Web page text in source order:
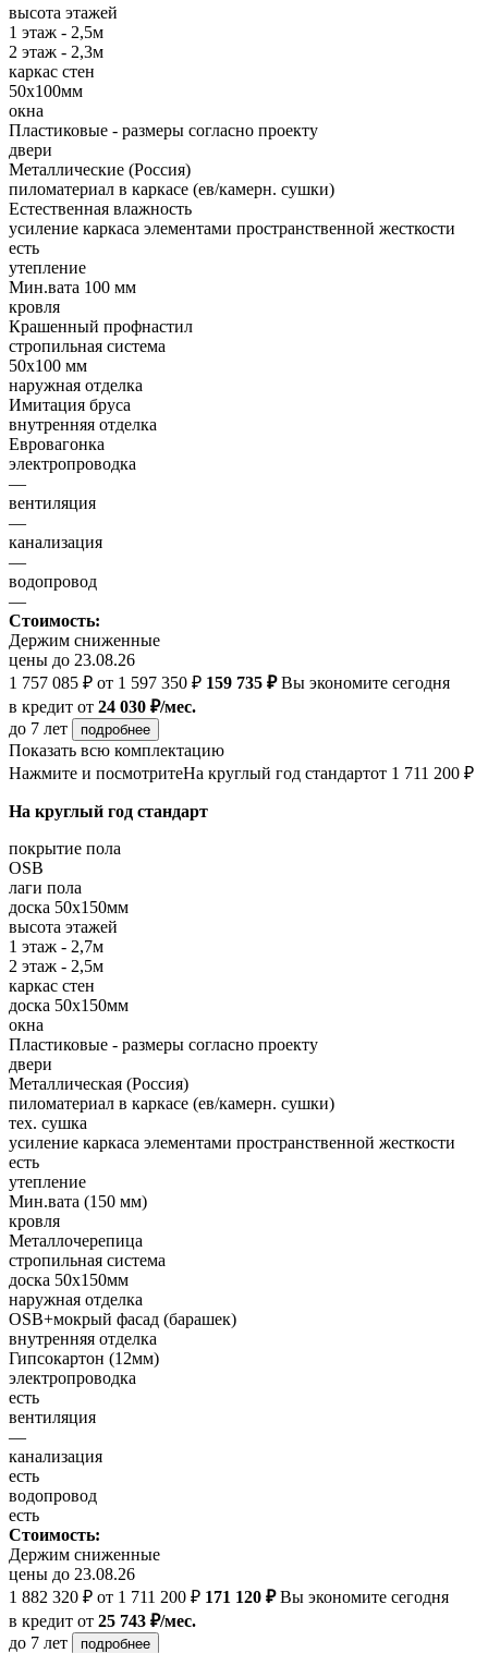
высота этажей
1 этаж - 2,5м
2 этаж - 2,3м
каркас стен
50х100мм
окна
Пластиковые - размеры согласно проекту
двери
Металлические (Россия)
пиломатериал в каркасе (ев/камерн. сушки)
Естественная влажность
усиление каркаса элементами пространственной жесткости
есть
утепление
Мин.вата 100 мм
кровля
Крашенный профнастил
стропильная система
50х100 мм
наружная отделка
Имитация бруса
внутренняя отделка
Евровагонка
электропроводка
—
вентиляция
—
канализация
—
водопровод
—
Стоимость:
Держим сниженные
цены до 23.08.26
1 757 085 ₽ от 1 597 350 ₽ 159 735 ₽Вы экономите сегодня
в кредит от 24 030 ₽/мес.
до 7 лет
подробнее
Показать всю комплектацию
Нажмите и посмотритеНа круглый год стандартот 1 711 200 ₽
На круглый год стандарт
покрытие пола
OSB
лаги пола
доска 50х150мм
высота этажей
1 этаж - 2,7м
2 этаж - 2,5м
каркас стен
доска 50х150мм
окна
Пластиковые - размеры согласно проекту
двери
Металлическая (Россия)
пиломатериал в каркасе (ев/камерн. сушки)
тех. сушка
усиление каркаса элементами пространственной жесткости
есть
утепление
Мин.вата (150 мм)
кровля
Металлочерепица
стропильная система
доска 50х150мм
наружная отделка
OSB+мокрый фасад (барашек)
внутренняя отделка
Гипсокартон (12мм)
электропроводка
есть
вентиляция
—
канализация
есть
водопровод
есть
Стоимость:
Держим сниженные
цены до 23.08.26
1 882 320 ₽ от 1 711 200 ₽ 171 120 ₽Вы экономите сегодня
в кредит от 25 743 ₽/мес.
до 7 лет
подробнее